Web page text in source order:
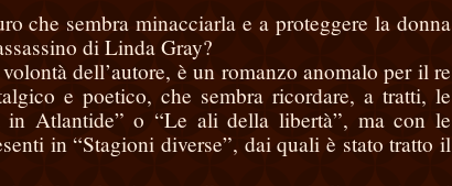
che sembra minacciarla e a proteggere la donna
di Linda Gray?
dell’autore, è un romanzo anomalo per il re
e poetico, che sembra ricordare, a tratti, le
Atlantide” o “Le ali della libertà”, ma con le
in “Stagioni diverse”, dai quali è stato tratto il